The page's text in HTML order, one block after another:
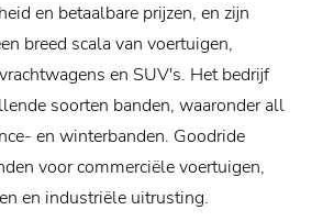
en betaalbare prijzen, en zijn
breed scala van voertuigen,
en SUV's. Het bedrijf
soorten banden, waaronder all
en winterbanden. Goodride
voor commerciële voertuigen,
en industriële uitrusting.